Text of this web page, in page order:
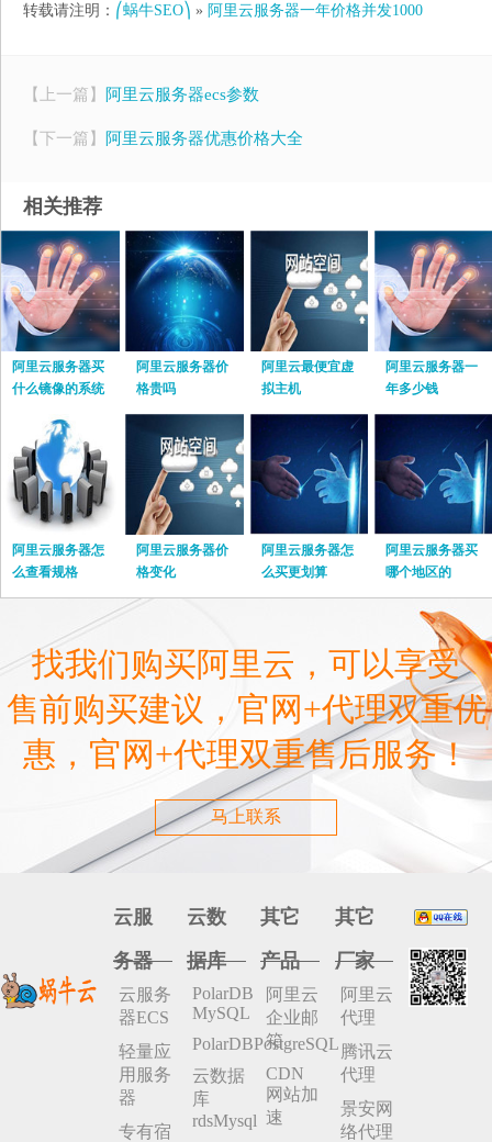
转载请注明： ⎛蜗牛SEO⎞ » 阿里云服务器一年价格并发1000
【上一篇】 阿里云服务器ecs参数
【下一篇】 阿里云服务器优惠价格大全
相关推荐
阿里云服务器买
什么镜像的系统
阿里云服务器价
格贵吗
阿里云最便宜虚
拟主机
阿里云服务器一
年多少钱
阿里云服务器怎
么查看规格
阿里云服务器价
格变化
阿里云服务器怎
么买更划算
阿里云服务器买
哪个地区的
找我们购买阿里云，可以享受
售前购买建议，官网+代理双重优
惠，官网+代理双重售后服务！
马上联系
云服
务器
云服务
器ECS
轻量应
用服务
器
专有宿
云数
据库
PolarDB
MySQL
PolarDBPostgreSQL
云数据
库
rdsMysql
其它
产品
阿里云
企业邮
箱
CDN
网站加
速
其它
厂家
阿里云
代理
腾讯云
代理
景安网
络代理